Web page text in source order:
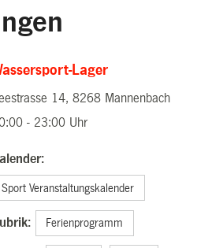
Lager
14, 8268 Mannenbach
- 23:00 Uhr
Sport Veranstaltungskalender
Ferienprogramm